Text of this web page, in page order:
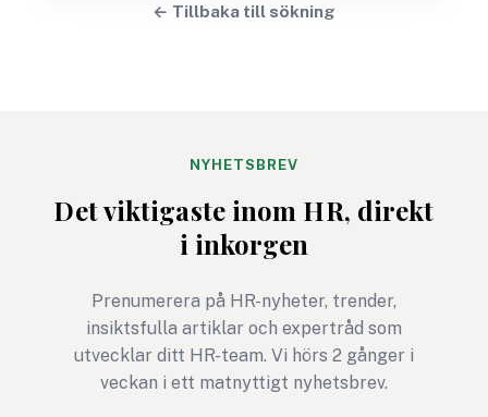
← Tillbaka till sökning
NYHETSBREV
Det viktigaste inom HR, direkt
i inkorgen
Prenumerera på HR-nyheter, trender,
insiktsfulla artiklar och expertråd som
utvecklar ditt HR-team. Vi hörs 2 gånger i
veckan i ett matnyttigt nyhetsbrev.